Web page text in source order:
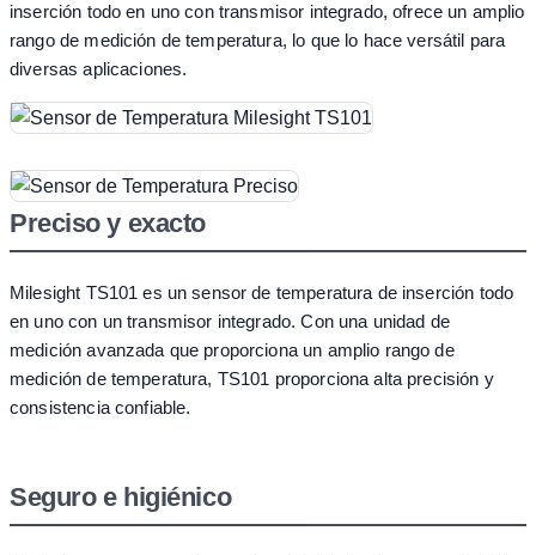
inserción todo en uno con transmisor integrado, ofrece un amplio
rango de medición de temperatura, lo que lo hace versátil para
diversas aplicaciones.
Preciso y exacto
Milesight TS101 es un sensor de temperatura de inserción todo
en uno con un transmisor integrado. Con una unidad de
medición avanzada que proporciona un amplio rango de
medición de temperatura, TS101 proporciona alta precisión y
consistencia confiable.
Seguro e higiénico